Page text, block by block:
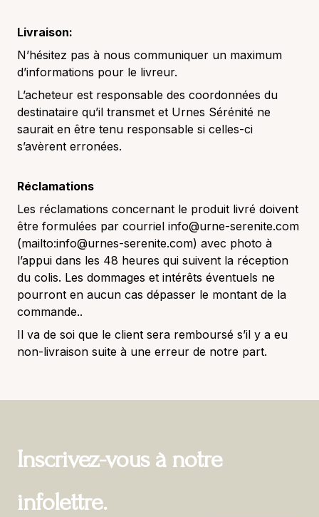
Livraison:
N’hésitez pas à nous communiquer un maximum
d’informations pour le livreur.
L’acheteur est responsable des coordonnées du
destinataire qu’il transmet et Urnes Sérénité ne
saurait en être tenu responsable si celles-ci
s’avèrent erronées.
Réclamations
Les réclamations concernant le produit livré doivent
être formulées par courriel info@urne-serenite.com
(mailto:info@urnes-serenite.com) avec photo à
l’appui dans les 48 heures qui suivent la réception
du colis. Les dommages et intérêts éventuels ne
pourront en aucun cas dépasser le montant de la
commande..
Il va de soi que le client sera remboursé s’il y a eu
non-livraison suite à une erreur de notre part.
Inscrivez-vous à notre
infolettre.